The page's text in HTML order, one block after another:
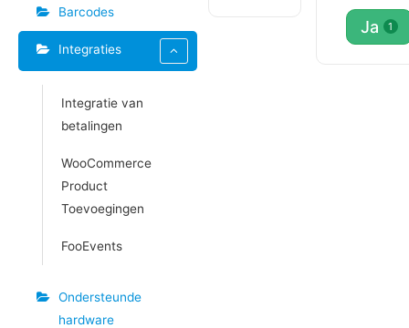
Barcodes
Integraties
Integratie van
betalingen
WooCommerce
Product
Toevoegingen
FooEvents
Ondersteunde
hardware
Ja 1